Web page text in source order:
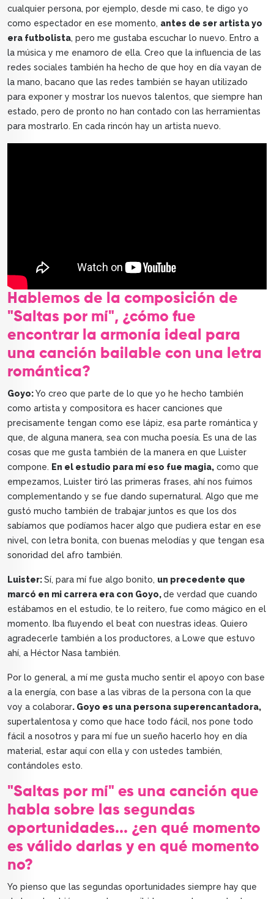
cualquier persona, por ejemplo, desde mi caso, te digo yo
como espectador en ese momento, antes de ser artista yo
era futbolista, pero me gustaba escuchar lo nuevo. Entro a
la música y me enamoro de ella. Creo que la influencia de las
redes sociales también ha hecho de que hoy en día vayan de
la mano, bacano que las redes también se hayan utilizado
para exponer y mostrar los nuevos talentos, que siempre han
estado, pero de pronto no han contado con las herramientas
para mostrarlo. En cada rincón hay un artista nuevo.
Hablemos de la composición de
"Saltas por mí", ¿cómo fue
encontrar la armonía ideal para
una canción bailable con una letra
romántica?
Goyo:Yo creo que parte de lo que yo he hecho también
como artista y compositora es hacer canciones que
precisamente tengan como ese lápiz, esa parte romántica y
que, de alguna manera, sea con mucha poesía. Es una de las
cosas que me gusta también de la manera en que Luister
compone. En el estudio para mí eso fue magia, como que
empezamos, Luister tiró las primeras frases, ahí nos fuimos
complementando y se fue dando supernatural. Algo que me
gustó mucho también de trabajar juntos es que los dos
sabíamos que podíamos hacer algo que pudiera estar en ese
nivel, con letra bonita, con buenas melodías y que tengan esa
sonoridad del afro también.
Luister:Sí, para mí fue algo bonito, un precedente que
marcó en mi carrera era con Goyo,de verdad que cuando
estábamos en el estudio, te lo reitero, fue como mágico en el
momento. Iba fluyendo el beat con nuestras ideas. Quiero
agradecerle también a los productores, a Lowe que estuvo
ahí, a Héctor Nasa también.
Por lo general, a mí me gusta mucho sentir el apoyo con base
a la energía, con base a las vibras de la persona con la que
voy a colaborar. Goyo es una persona superencantadora,
supertalentosa y como que hace todo fácil, nos pone todo
fácil a nosotros y para mí fue un sueño hacerlo hoy en día
material, estar aquí con ella y con ustedes también,
contándoles esto.
"Saltas por mí" es una canción que
habla sobre las segundas
oportunidades... ¿en qué momento
es válido darlas y en qué momento
no?
Yo pienso que las segundas oportunidades siempre hay que